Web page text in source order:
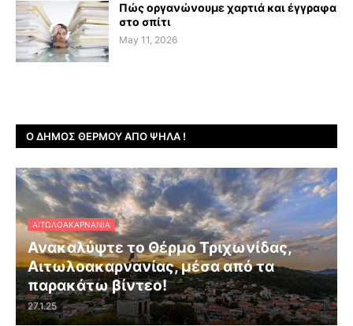
Πώς οργανώνουμε χαρτιά και έγγραφα
στο σπίτι
May 11, 2026
Ο ΔΉΜΟΣ ΘΈΡΜΟΥ ΑΠΌ ΨΗΛΆ !
ΑΙΤΩΛΟΑΚΑΡΝΑΝΊΑ
Ανακαλύψτε το Θέρμο Τριχωνίδας,
Αιτωλοακαρνανίας, μέσα από τα
παρακάτω βίντεο!
27.1.25